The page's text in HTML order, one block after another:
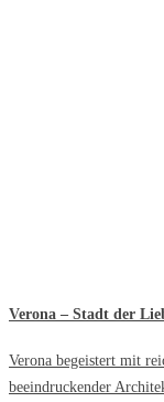
Verona – Stadt der
Verona begeistert mit
beeindruckender